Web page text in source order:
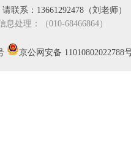
联系：13661292478（刘老师）
处理：（010-68466864）
京公网安备 11010802022788